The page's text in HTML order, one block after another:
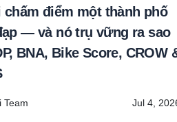
chấm điểm một thành phố
— và nó trụ vững ra sao
BNA, Bike Score, CROW
Team Jul 4,